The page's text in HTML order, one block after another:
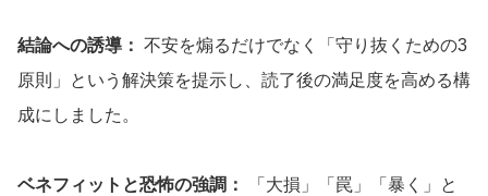
結論への誘導： 不安を煽るだけでなく「守り抜くための3
原則」という解決策を提示し、読了後の満足度を高める構
成にしました。
ベネフィットと恐怖の強調：
「大損」「罠」「暴く」と